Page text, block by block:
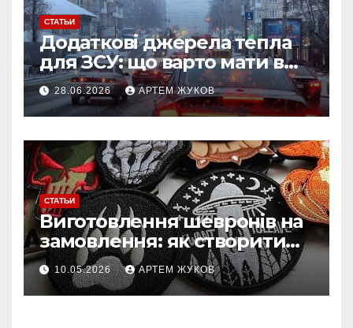
СТАТЬИ
Додаткові джерела тепла
для ЗСУ: що варто мати в
польових умовах взимку
28.06.2026 АРТЕМ ЖУКОВ
СТАТЬИ
Виготовлення шевронів на
замовлення: як створити
власний дизайн нашивки
10.05.2026 АРТЕМ ЖУКОВ